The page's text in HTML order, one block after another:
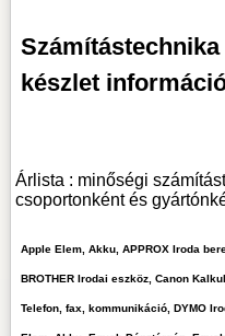
készlet
Árlista : minőségi
csoportonként és
Apple Elem, Akku, APPROX Iroda
BROTHER Irodai eszköz, Canon
Telefon, fax, kommunikáció, DYMO